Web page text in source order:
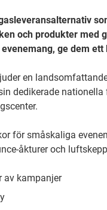
och produkter med
ge dem ett
en
dedikerade
för småskaliga
åkturer och
av kampanjer